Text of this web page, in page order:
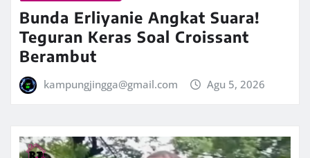
Bunda Erliyanie Angkat Suara!
Teguran Keras Soal Croissant
Berambut
kampungjingga@gmail.com Agu 5, 2026